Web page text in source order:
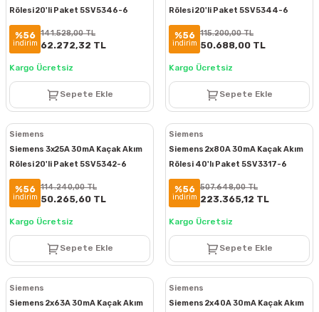
Rölesi 20'li Paket 5SV5346-6
%56
indirim
141.528,00 TL
62.272,32 TL
Kargo Ücretsiz
Sepete Ekle
Rölesi 20'li Paket 5SV5344-6
%56
indirim
115.200,00 TL
50.688,00 TL
Kargo Ücretsiz
Sepete Ekle
Siemens
Siemens 3x25A 30mA Kaçak Akım
Rölesi 20'li Paket 5SV5342-6
%56
indirim
114.240,00 TL
50.265,60 TL
Kargo Ücretsiz
Sepete Ekle
Siemens
Siemens 2x80A 30mA Kaçak Akım
Rölesi 40'lı Paket 5SV3317-6
%56
indirim
507.648,00 TL
223.365,12 TL
Kargo Ücretsiz
Sepete Ekle
Siemens
Siemens 2x63A 30mA Kaçak Akım
Siemens
Siemens 2x40A 30mA Kaçak Akım